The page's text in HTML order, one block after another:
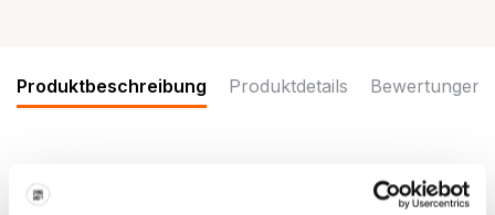
Produktbeschreibung Produktdetails Bewertungen
Schöner Schaukelstrampler der schönen Marke Bloomingville Mini.
Die Bloomingville Mini Kinto Hobbellama hat eine Höhe von 45 cm